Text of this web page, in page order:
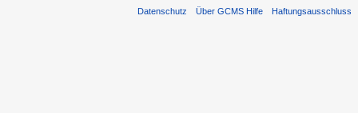
Datenschutz Über GCMS Hilfe Haftungsausschluss